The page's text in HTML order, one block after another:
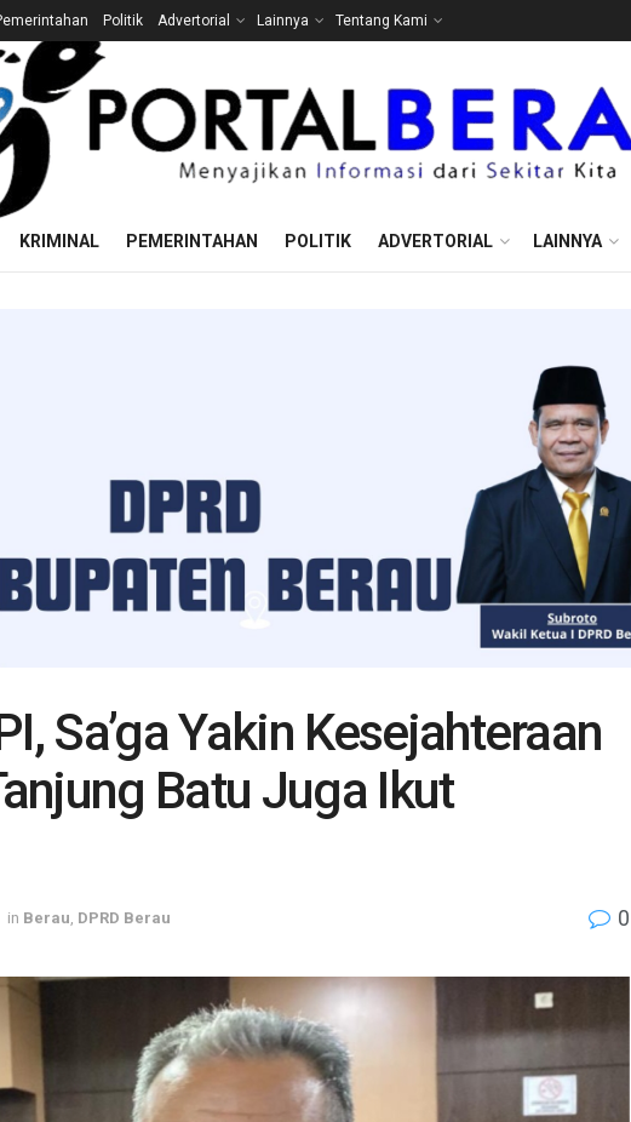
Politik Advertorial Lainnya Tentang Kami
KRIMINAL PEMERINTAHAN POLITIK ADVERTORIAL LAINNYA
Sa’ga Yakin Kesejahteraan
Batu Juga Ikut
in Berau, DPRD Berau 0